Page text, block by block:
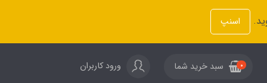
اسنپ
0 سبد خرید شما ورود کاربران